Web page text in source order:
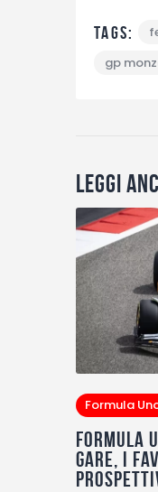
Tags:
gp
Leggi
Formula
Formula
gare, i